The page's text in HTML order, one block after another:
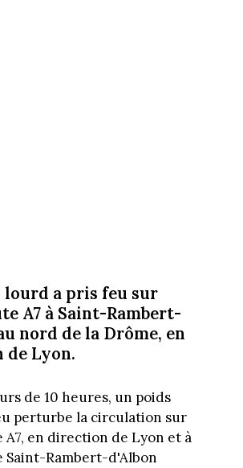
lourd a pris feu sur
A7 à Saint-Rambert-
nord de la Drôme, en
Lyon.
de 10 heures, un poids
perturbe la circulation sur
en direction de Lyon et à
Saint-Rambert-d'Albon